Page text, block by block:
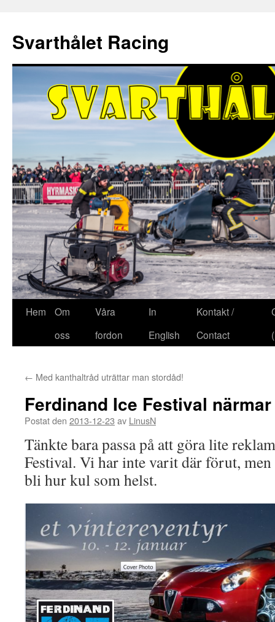
innehåll
Svarthålet Racing
Hem
Om
oss
Våra
fordon
In
English
Kontakt /
Contact
← Med kanthaltråd uträttar man stordåd!
Ferdinand Ice Festival
Postat den 2013-12-23 av LinusN
Tänkte bara passa på att göra lite
Festival. Vi har inte varit där förut,
bli hur kul som helst.